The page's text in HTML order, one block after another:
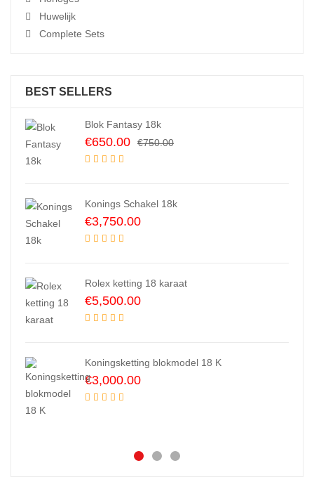
Huwelijk
Complete Sets
BEST SELLERS
Blok Fantasy 18k
€750.00Original
€650.00
Current
Konings Schakel 18k
€3,750.00
Rolex ketting 18 karaat
€5,500.00
Koningsketting blokmodel 18 K
€3,000.00